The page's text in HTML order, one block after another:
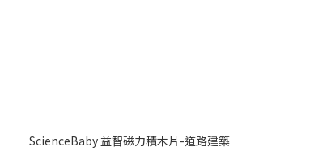
ScienceBaby 益智磁力積木片-道路建築